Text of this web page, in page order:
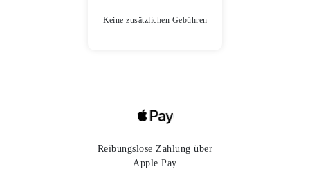
Keine zusätzlichen Gebühren
Reibungslose Zahlung über
Apple Pay